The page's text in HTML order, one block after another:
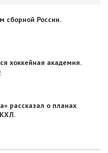
сборной России.
хоккейная академия.
рассказал о планах